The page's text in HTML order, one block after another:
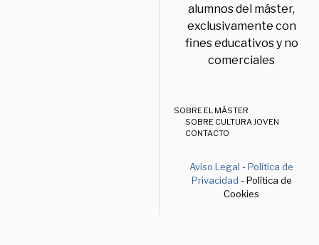
alumnos del máster,
exclusivamente con
fines educativos y no
comerciales
SOBRE EL MÁSTER
SOBRE CULTURA JOVEN
CONTACTO
Aviso Legal -Política de
Privacidad - Política de
Cookies